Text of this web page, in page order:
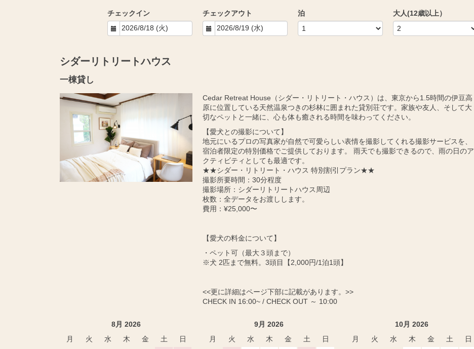
チェックイン チェックアウト 泊 大人(12歳以上）
シダーリトリートハウス
一棟貸し
Cedar Retreat House（シダー・リトリート・ハウス）は、東京から1.5時間の伊豆高
原に位置している天然温泉つきの杉林に囲まれた貸別荘です。家族や友人、そして大
切なペットと一緒に、心も体も癒される時間を味わってください。
【愛犬との撮影について】
地元にいるプロの写真家が自然で可愛らしい表情を撮影してくれる撮影サービスを、
宿泊者限定の特別価格でご提供しております。 雨天でも撮影できるので、雨の日のア
クティビティとしても最適です。
★★シダー・リトリート・ハウス 特別割引プラン★★
撮影所要時間：30分程度
撮影場所：シダーリトリートハウス周辺
枚数：全データをお渡しします。
費用：¥25,000〜
【愛犬の料金について】
・ペット可（最大３頭まで）
※犬 2匹まで無料。3頭目【2,000円/1泊1頭】
<<更に詳細はページ下部に記載があります。>>
CHECK IN 16:00~ / CHECK OUT ～ 10:00
8月 2026
月
火 水 木 金 土
日
9月 2026
月
火 水 木 金 土
日
10月 2026
月
火 水 木 金 土
日